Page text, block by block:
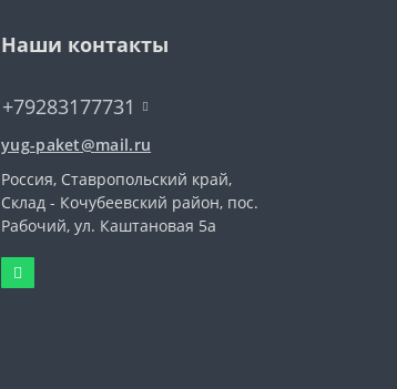
Наши контакты
+79283177731
yug-paket@mail.ru
Россия, Ставропольский край,
Склад - Кочубеевский район, пос.
Рабочий, ул. Каштановая 5а